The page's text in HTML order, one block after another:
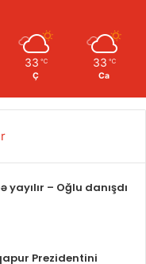
33 ℃
Ç
33 ℃
Ca
– Oğlu danışdı
Prezidentini